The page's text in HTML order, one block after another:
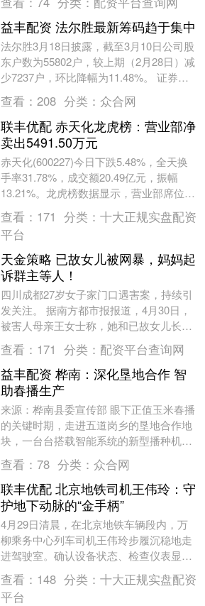
益丰配资 法尔胜最新筹码趋于集中
法尔胜3月18日披露，截至3月10日公司股
东户数为55802户，较上期（2月28日）减
少7237户，环比降幅为11.48%。 证券时
报数据宝统计，截至发稿，法尔....
查看： 208 分类： 众合网
联丰优配 赤天化龙虎榜：营业部净
卖出5491.50万元
赤天化(600227)今日下跌5.48%，全天换
手率31.78%，成交额20.49亿元，振幅
13.21%。龙虎榜数据显示，营业部席位合
计净卖出5491.50万元....
查看： 171 分类： 十大正规实盘配资
平台
天金策略 已故女儿被网暴，妈妈起
诉群主等人！
四川成都27岁女子家门口遇害案，持续引
发关注。 据南方都市报报道，4月30日，
被害人母亲王女士称，她和已故女儿长期
遭受网络暴力。目前，王女士已经向成都
郫都区人民....
查看： 171 分类： 配资平台查询网
益丰配资 桦南：深化垦地合作 智
助春播生产
来源：桦南县委宣传部 眼下正值玉米春播
的关键时期，走进五道岗乡的垦地合作地
块，一台台搭载智能系统的新型播种机驰
骋田间，来自全乡各村屯的农业负责人、
种植大户以及农....
查看： 78 分类： 众合网
联丰优配 北京地铁司机王伟玲：守
护地下动脉的“金手柄”
4月29日清晨，在北京地铁车辆段内，万
柳乘务中心列车司机王伟玲步履沉稳地走
进驾驶室。确认设备状态、检查仪表显
示、核对运营参数作为北京地铁10号线的
一名女列车司机....
查看： 148 分类： 十大正规实盘配资
平台